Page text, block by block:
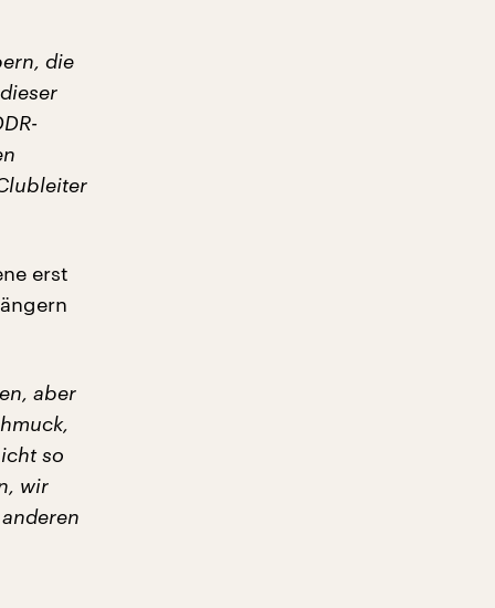
die
erst
aber
so
wir